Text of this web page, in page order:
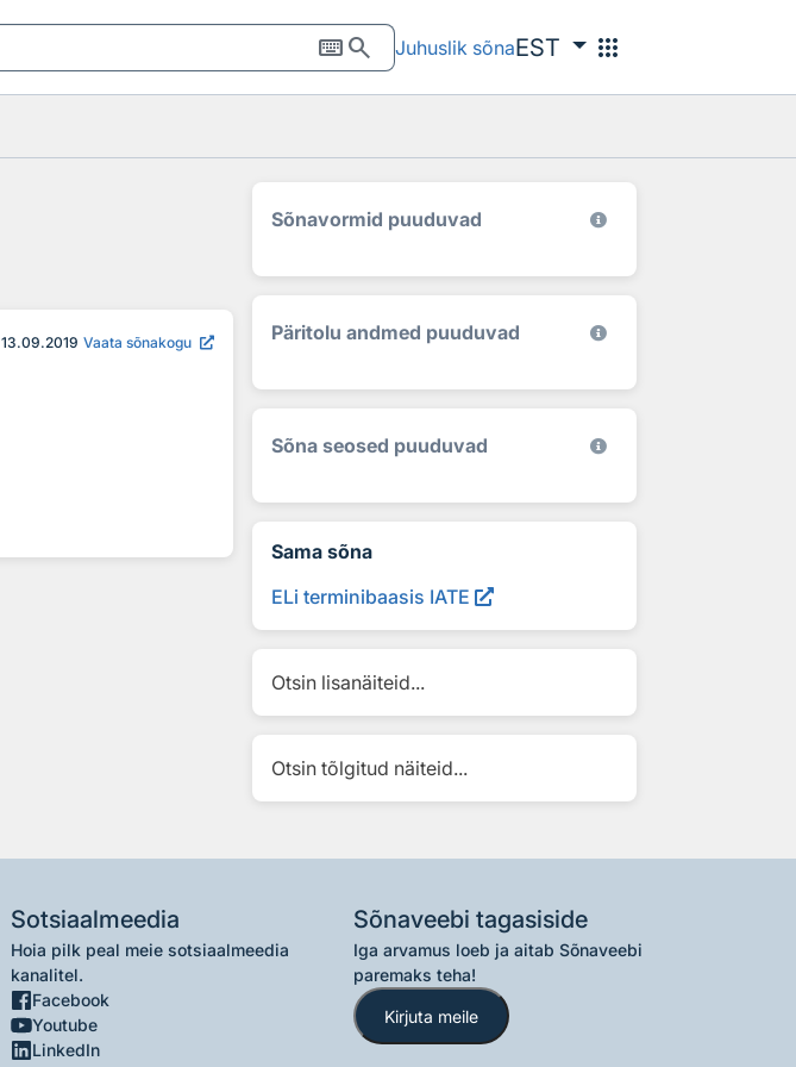
keyboardsearch Juhuslik sõnaEST apps
13.09.2019 Vaata sõnakogu
Sõnavormid puuduvad
Päritolu andmed puuduvad
Sõna seosed puuduvad
Sama sõna
ELi terminibaasis IATE
Otsin lisanäiteid...
Otsin tõlgitud näiteid...
Sotsiaalmeedia
Hoia pilk peal meie sotsiaalmeedia
kanalitel.
Facebook
Youtube
LinkedIn
Sõnaveebi tagasiside
Iga arvamus loeb ja aitab Sõnaveebi
paremaks teha!
Kirjuta meile